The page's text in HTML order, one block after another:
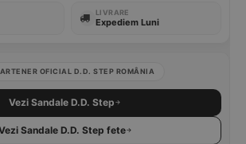
LIVRARE
Expediem Luni
OFICIAL D.D. STEP ROMÂNIA
Vezi Sandale D.D. Step
Sandale D.D. Step fete